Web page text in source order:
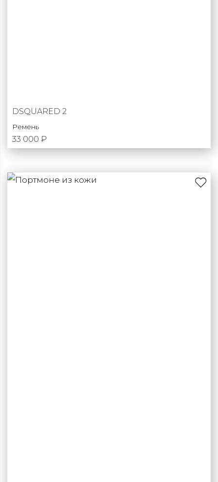
DSQUARED 2
Ремень
33 000 ₽